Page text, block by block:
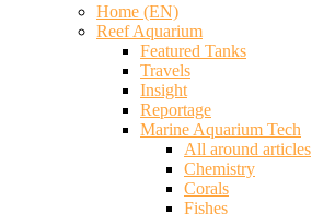
Home (EN)
Reef Aquarium
Featured Tanks
Travels
Insight
Reportage
Marine Aquarium Tech
All around articles
Chemistry
Corals
Fishes